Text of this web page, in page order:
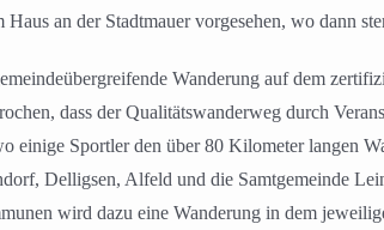
Haus an der Stadtmauer vorgesehen, wo dann
Wanderung auf dem
dass der Qualitätswanderweg durch
einige Sportler den über 80 Kilometer langen
Delligsen, Alfeld und die Samtgemeinde
wird dazu eine Wanderung in dem